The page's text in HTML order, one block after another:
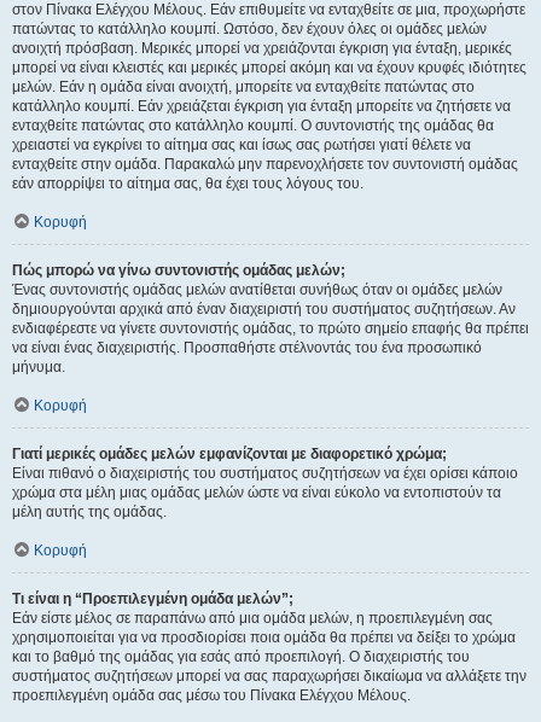
στον Πίνακα Ελέγχου Μέλους. Εάν επιθυμείτε να ενταχθείτε σε μια, προχωρήστε
πατώντας το κατάλληλο κουμπί. Ωστόσο, δεν έχουν όλες οι ομάδες μελών
ανοιχτή πρόσβαση. Μερικές μπορεί να χρειάζονται έγκριση για ένταξη, μερικές
μπορεί να είναι κλειστές και μερικές μπορεί ακόμη και να έχουν κρυφές ιδιότητες
μελών. Εάν η ομάδα είναι ανοιχτή, μπορείτε να ενταχθείτε πατώντας στο
κατάλληλο κουμπί. Εάν χρειάζεται έγκριση για ένταξη μπορείτε να ζητήσετε να
ενταχθείτε πατώντας στο κατάλληλο κουμπί. Ο συντονιστής της ομάδας θα
χρειαστεί να εγκρίνει το αίτημα σας και ίσως σας ρωτήσει γιατί θέλετε να
ενταχθείτε στην ομάδα. Παρακαλώ μην παρενοχλήσετε τον συντονιστή ομάδας
εάν απορρίψει το αίτημα σας, θα έχει τους λόγους του.
Κορυφή
Πώς μπορώ να γίνω συντονιστής ομάδας μελών;
Ένας συντονιστής ομάδας μελών ανατίθεται συνήθως όταν οι ομάδες μελών
δημιουργούνται αρχικά από έναν διαχειριστή του συστήματος συζητήσεων. Αν
ενδιαφέρεστε να γίνετε συντονιστής ομάδας, το πρώτο σημείο επαφής θα πρέπει
να είναι ένας διαχειριστής. Προσπαθήστε στέλνοντάς του ένα προσωπικό
μήνυμα.
Κορυφή
Γιατί μερικές ομάδες μελών εμφανίζονται με διαφορετικό χρώμα;
Είναι πιθανό ο διαχειριστής του συστήματος συζητήσεων να έχει ορίσει κάποιο
χρώμα στα μέλη μιας ομάδας μελών ώστε να είναι εύκολο να εντοπιστούν τα
μέλη αυτής της ομάδας.
Κορυφή
Τι είναι η “Προεπιλεγμένη ομάδα μελών”;
Εάν είστε μέλος σε παραπάνω από μια ομάδα μελών, η προεπιλεγμένη σας
χρησιμοποιείται για να προσδιορίσει ποια ομάδα θα πρέπει να δείξει το χρώμα
και το βαθμό της ομάδας για εσάς από προεπιλογή. Ο διαχειριστής του
συστήματος συζητήσεων μπορεί να σας παραχωρήσει δικαίωμα να αλλάξετε την
προεπιλεγμένη ομάδα σας μέσω του Πίνακα Ελέγχου Μέλους.